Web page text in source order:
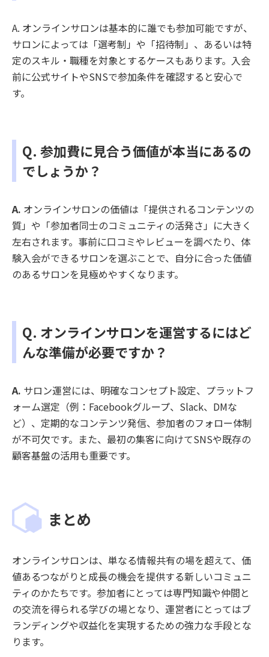
A. オンラインサロンは基本的に誰でも参加可能ですが、
サロンによっては「選考制」や「招待制」、あるいは特
定のスキル・職種を対象とするケースもあります。入会
前に公式サイトやSNSで参加条件を確認すると安心で
す。
Q. 参加費に見合う価値が本当にあるの
でしょうか？
A. オンラインサロンの価値は「提供されるコンテンツの
質」や「参加者同士のコミュニティの活発さ」に大きく
左右されます。事前に口コミやレビューを調べたり、体
験入会ができるサロンを選ぶことで、自分に合った価値
のあるサロンを見極めやすくなります。
Q. オンラインサロンを運営するにはど
んな準備が必要ですか？
A. サロン運営には、明確なコンセプト設定、プラットフ
ォーム選定（例：Facebookグループ、Slack、DMな
ど）、定期的なコンテンツ発信、参加者のフォロー体制
が不可欠です。また、最初の集客に向けてSNSや既存の
顧客基盤の活用も重要です。
まとめ
オンラインサロンは、単なる情報共有の場を超えて、価
値あるつながりと成長の機会を提供する新しいコミュニ
ティのかたちです。参加者にとっては専門知識や仲間と
の交流を得られる学びの場となり、運営者にとってはブ
ランディングや収益化を実現するための強力な手段とな
ります。